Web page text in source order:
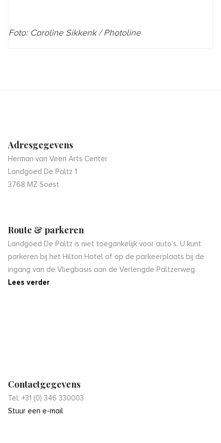
Foto: Caroline Sikkenk / Photoline
Adresgegevens
Herman van Veen Arts Center
Landgoed De Paltz 1
3768 MZ Soest
Route & parkeren
Landgoed De Paltz is niet toegankelijk voor auto’s. U kunt
parkeren bij het Hilton Hotel of op de parkeerplaats bij de
ingang van de Vliegbasis aan de Verlengde Paltzerweg.
Lees verder
Contactgegevens
Tel: +31 (0) 346 330003
Stuur een e-mail